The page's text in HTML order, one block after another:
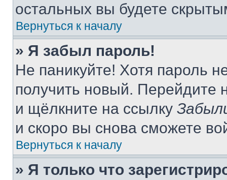
остальных вы будете
Вернуться к началу
» Я забыл пароль!
Не паникуйте! Хотя пароль
получить новый. Перейдите
и щёлкните на ссылку
и скоро вы снова сможете
Вернуться к началу
» Я только что